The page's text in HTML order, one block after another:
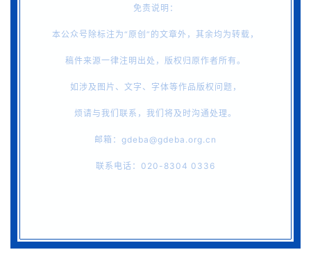
免责说明：
本公众号除标注为“原创”的文章外，其余均为转载，
稿件来源一律注明出处，版权归原作者所有。
如涉及图片、文字、字体等作品版权问题，
烦请与我们联系，我们将及时沟通处理。
邮箱： gdeba@gdeba.org.cn
联系电话：020-8304 0336